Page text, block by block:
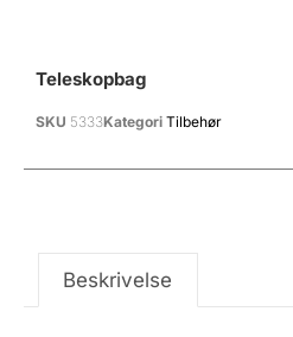
Teleskopbag
SKU 5333Kategori Tilbehør
Beskrivelse